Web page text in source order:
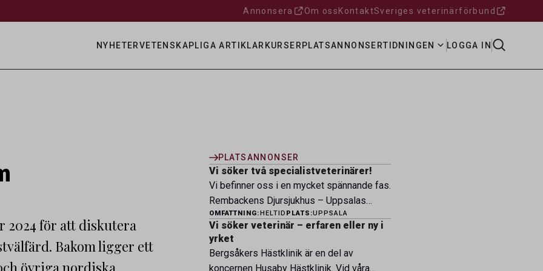
Annonsera Om oss KontaktSveriges veterinärförbund
NYHETERVETENSKAPLIGA ARTIKLAR KURSER PLATSANNONSERTIDNINGEN LOGGA IN
2024 för att diskutera
Bakom ligger ett
övriga nordiska
PLATSANNONSER
Vi söker två specialistveterinärer!
Vi befinner oss i en mycket spännande fas.
Rembackens Djursjukhus – Uppsalas
ledande djursjukhus – expanderar nu sin
specialistverksamhet och söker
legitimerade veterinärer med
specialistkompetens som vill vara med
OMFATTNING:HELTID PLATS:UPPSALA
Vi söker veterinär – erfaren eller ny i
yrket
Bergsåkers Hästklinik är en del av
koncernen Husaby Hästklinik. Vid våra